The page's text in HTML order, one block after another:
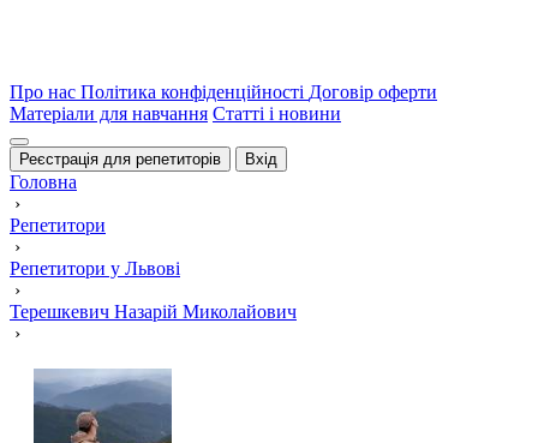
Про нас Політика конфіденційності Договір оферти
Матеріали для навчання Статті і новини
Реєстрація для репетиторів Вхід
Головна
›
Репетитори
›
Репетитори у Львові
›
Терешкевич Назарій Миколайович
›